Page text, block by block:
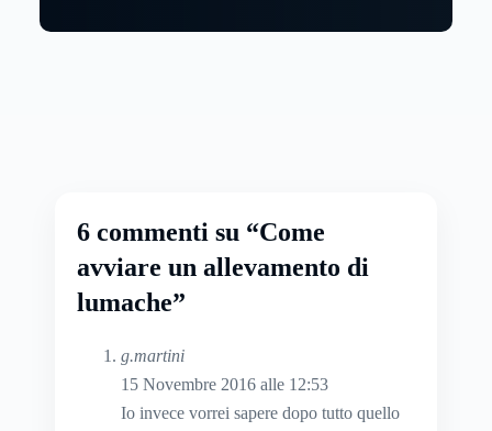
6 commenti su “Come
avviare un allevamento di
lumache”
g.martini
15 Novembre 2016 alle 12:53
Io invece vorrei sapere dopo tutto quello